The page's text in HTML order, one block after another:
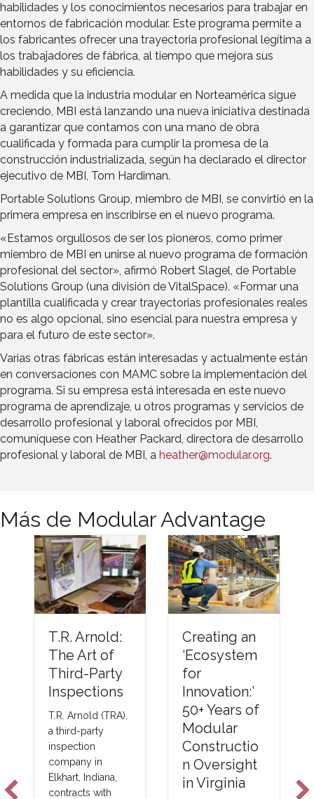
habilidades y los conocimientos necesarios para trabajar en
entornos de fabricación modular. Este programa permite a
los fabricantes ofrecer una trayectoria profesional legítima a
los trabajadores de fábrica, al tiempo que mejora sus
habilidades y su eficiencia.
A medida que la industria modular en Norteamérica sigue
creciendo, MBI está lanzando una nueva iniciativa destinada
a garantizar que contamos con una mano de obra
cualificada y formada para cumplir la promesa de la
construcción industrializada, según ha declarado el director
ejecutivo de MBI, Tom Hardiman.
Portable Solutions Group, miembro de MBI, se convirtió en la
primera empresa en inscribirse en el nuevo programa.
«Estamos orgullosos de ser los pioneros, como primer
miembro de MBI en unirse al nuevo programa de formación
profesional del sector», afirmó Robert Slagel, de Portable
Solutions Group (una división de VitalSpace). «Formar una
plantilla cualificada y crear trayectorias profesionales reales
no es algo opcional, sino esencial para nuestra empresa y
para el futuro de este sector».
Varias otras fábricas están interesadas y actualmente están
en conversaciones con MAMC sobre la implementación del
programa. Si su empresa está interesada en este nuevo
programa de aprendizaje, u otros programas y servicios de
desarrollo profesional y laboral ofrecidos por MBI,
comuníquese con Heather Packard, directora de desarrollo
profesional y laboral de MBI, a heather@modular.org.
Más de Modular Advantage
T.R. Arnold:
The Art of
Third-Party
Inspections
T.R. Arnold (TRA),
a third-party
inspection
company in
Elkhart, Indiana,
contracts with
Creating an
‘Ecosystem
for
Innovation:’
50+ Years of
Modular
Constructio
n Oversight
in Virginia